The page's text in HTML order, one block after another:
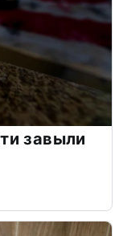
завыли